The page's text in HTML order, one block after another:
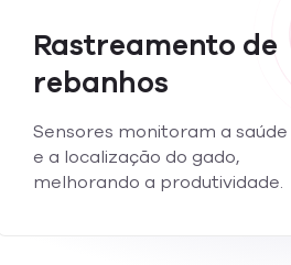
Rastreamento de
rebanhos
Sensores monitoram a saúde
e a localização do gado,
melhorando a produtividade.